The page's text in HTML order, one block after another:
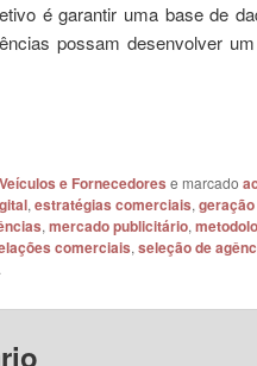
é garantir uma base de
possam desenvolver
e Fornecedores e marcado
, estratégias comerciais,
, mercado publicitário,
comerciais, seleção de